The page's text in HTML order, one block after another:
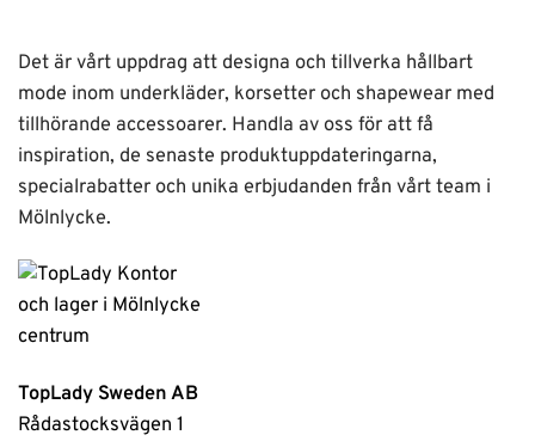
Det är vårt uppdrag att designa och tillverka hållbart
mode inom underkläder, korsetter och shapewear med
tillhörande accessoarer. Handla av oss för att få
inspiration, de senaste produktuppdateringarna,
specialrabatter och unika erbjudanden från vårt team i
Mölnlycke.
TopLady Sweden AB
Rådastocksvägen 1